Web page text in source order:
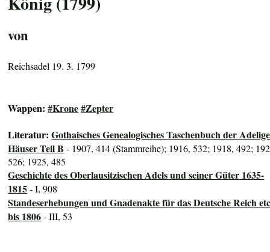
von
Reichsadel 19. 3. 1799
Wappen:#Krone#Zepter
Literatur:Gothaisches Genealogisches Taschenbuch der
Häuser Teil B - 1907, 414 (Stammreihe); 1916, 532; 1918, 492;
526; 1925, 485
Geschichte des Oberlausitzischen Adels und seiner Güter 1635-
1815- I, 908
Standeserhebungen und Gnadenakte für das Deutsche Reich
bis 1806- III, 53